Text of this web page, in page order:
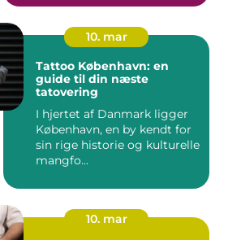
10. mar
Tattoo København: en
guide til din næste
tatovering
I hjertet af Danmark ligger
København, en by kendt for
sin rige historie og kulturelle
mangfo...
10. mar